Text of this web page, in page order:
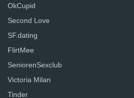
OkCupid
Second Love
SF.dating
FlirtMee
SeniorenSexclub
Victoria Milan
Tinder